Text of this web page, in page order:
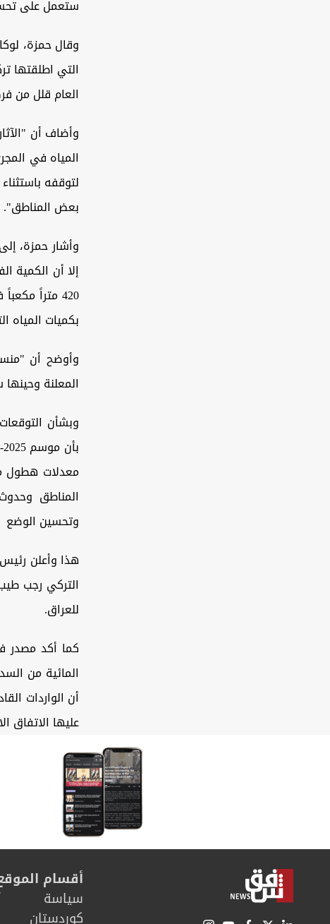
ستعمل على
وقال حمزة،
التي اطلقتها
العام قلل من
وأضاف أن
المياه في
لتوقفه
بعض المناطق".
وأشار حمزة،
إلا أن الكمية
420 متراً
بكميات المياه
وأوضح أن
المعلنة
وبشأن
معدلات هطول
المناطق
وتحسين الوضع
هذا وأعلن
للعراق.
كما أكد مصدر
أن الواردات
عليها الاتفاق
أقسام
سیاسة
كوردستان